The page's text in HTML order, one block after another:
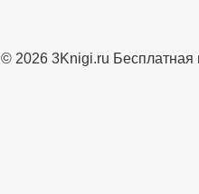
© 2026 3Knigi.ru Бесплатная